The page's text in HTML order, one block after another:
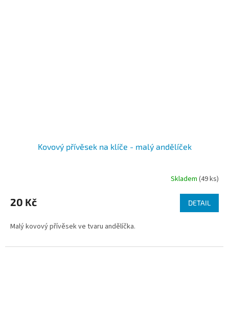
Kovový přívěsek na klíče - malý andělíček
produktu
je
z
hvězdiček.
Skladem(49 ks)
20 Kč DETAIL
Malý kovový přívěsek ve tvaru andělíčka.